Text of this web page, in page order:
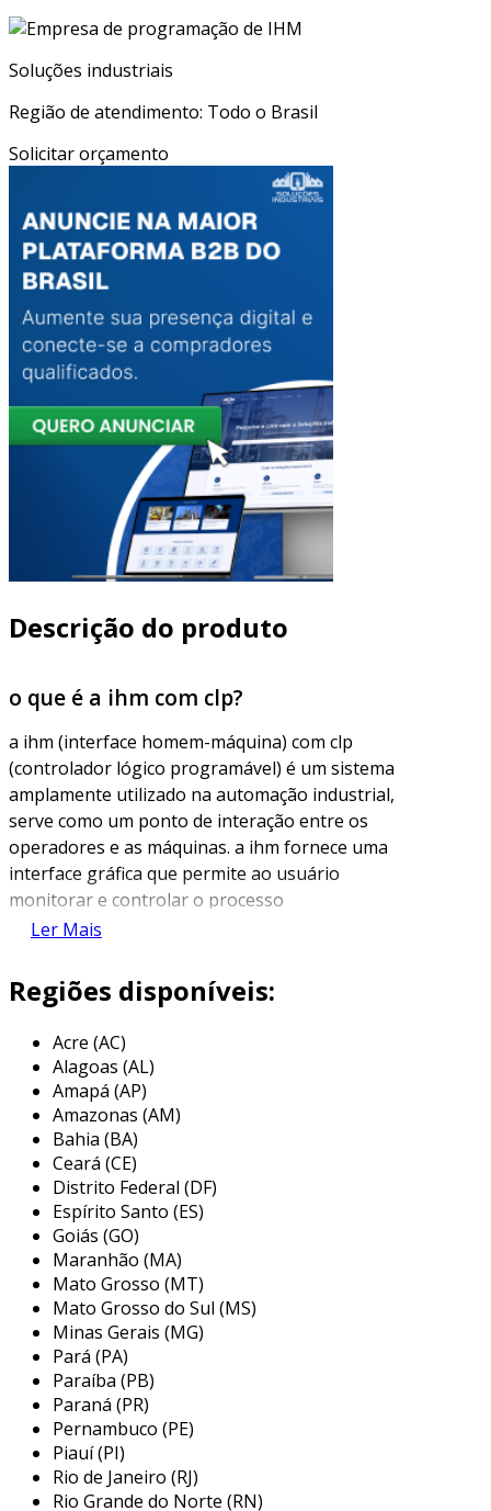
Soluções industriais
Região de atendimento: Todo o Brasil
Solicitar orçamento
Descrição do produto
o que é a ihm com clp?
a ihm (interface homem-máquina) com clp
(controlador lógico programável) é um sistema
amplamente utilizado na automação industrial,
serve como um ponto de interação entre os
operadores e as máquinas. a ihm fornece uma
interface gráfica que permite ao usuário
monitorar e controlar o processo
automatizado de forma intuitiva e eficiente.
para realizar o controle de operações
recebe sinais de sensores, processa
informações e envia comandos para
dispositivos atuadores, como válvulas e
motores. juntos, a ihm e o clp proporcionam
um controle eficaz e dinâmico, aumentando a
produtividade e a segurança nas fábricas.
principais características da ihm
com clp
as ihms conectadas a clps possuem diversas
características que as tornam essenciais em
ambientes industriais. em primeiro lugar, elas
permitem a visualização em tempo real do
estado da produção, mostrando gráficos,
alarmes e informações críticas que auxiliam o
operador na tomada de decisão. além disso, a
interação via toque ou botões físicos torna
mais fácil a parametrização dos equipamentos
Ler Mais
Regiões disponíveis:
Acre (AC)
Alagoas (AL)
Amapá (AP)
Amazonas (AM)
Bahia (BA)
Ceará (CE)
Distrito Federal (DF)
Espírito Santo (ES)
Goiás (GO)
Maranhão (MA)
Mato Grosso (MT)
Mato Grosso do Sul (MS)
Minas Gerais (MG)
Pará (PA)
Paraíba (PB)
Paraná (PR)
Pernambuco (PE)
Piauí (PI)
Rio de Janeiro (RJ)
Rio Grande do Norte (RN)